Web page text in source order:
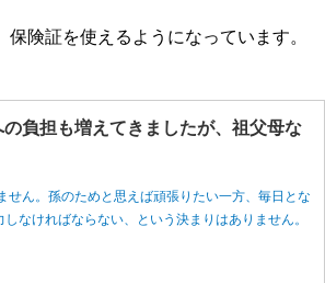
険証を使えるようになっています。
負担も増えてきましたが、祖父母な
ん。孫のためと思えば頑張りたい一方、毎日とな
なければならない、という決まりはありません。